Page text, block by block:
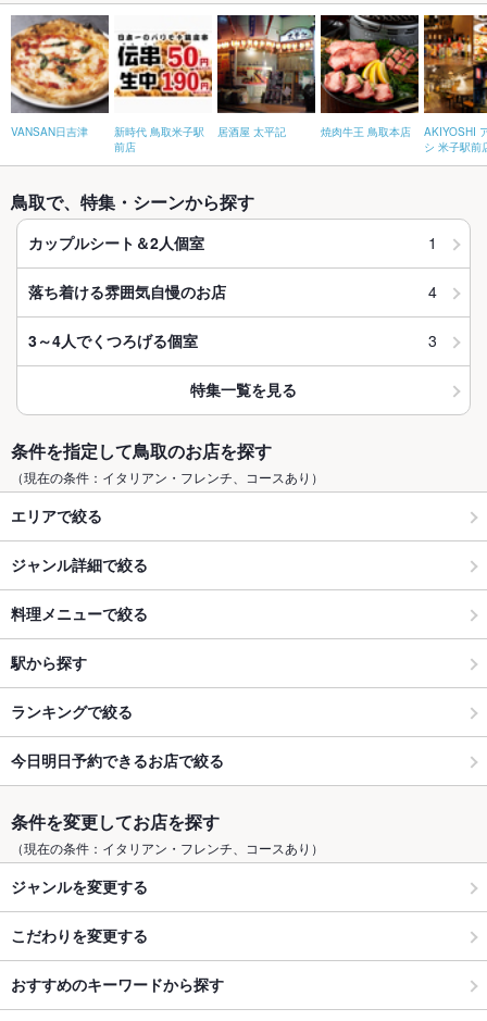
VANSAN日吉津
新時代 鳥取米子駅
前店
居酒屋 太平記 焼肉牛王 鳥取本店
AKIYOSHI
シ 米子駅前
鳥取で、特集・シーンから探す
カップルシート＆2人個室 1
落ち着ける雰囲気自慢のお店 4
3～4人でくつろげる個室 3
特集一覧を見る
条件を指定して鳥取のお店を探す
（現在の条件：イタリアン・フレンチ、コースあり）
エリアで絞る
ジャンル詳細で絞る
料理メニューで絞る
駅から探す
ランキングで絞る
今日明日予約できるお店で絞る
条件を変更してお店を探す
（現在の条件：イタリアン・フレンチ、コースあり）
ジャンルを変更する
こだわりを変更する
おすすめのキーワードから探す